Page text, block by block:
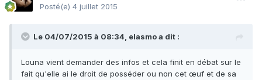
Posté(e) 4 juillet 2015
Le 04/07/2015 à 08:34, elasmo a dit :
Louna vient demander des infos et cela finit en débat sur le
fait qu'elle ai le droit de posséder ou non cet œuf et de sa